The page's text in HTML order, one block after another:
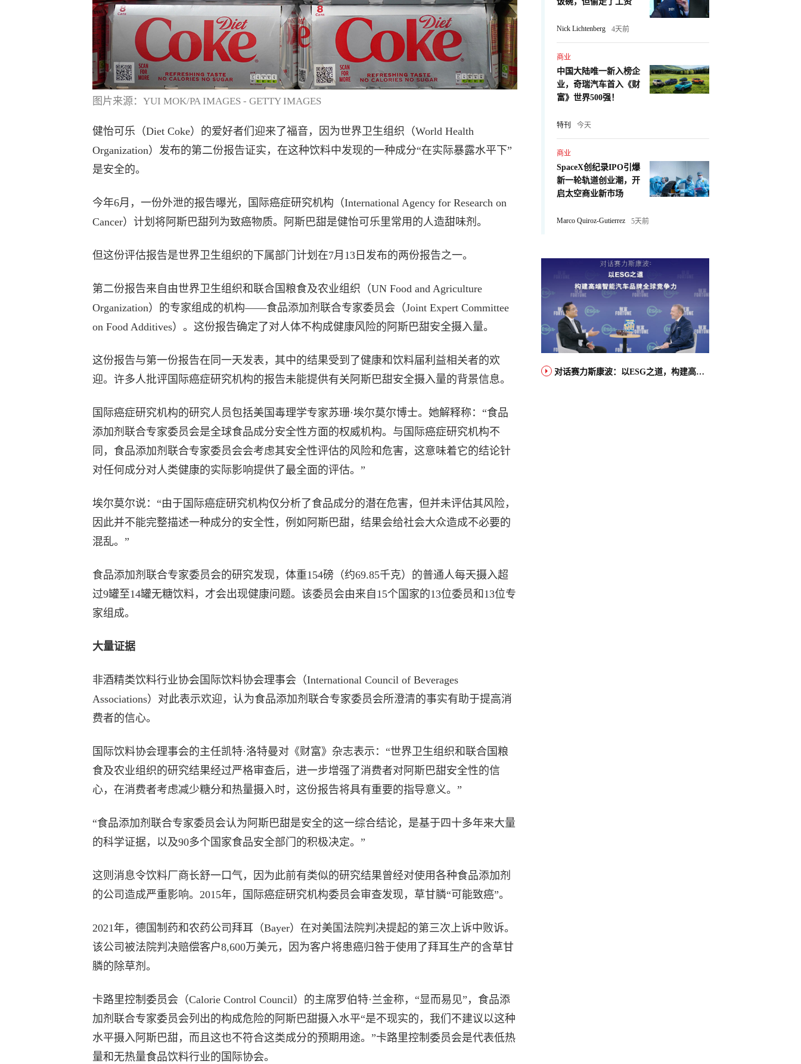
图片来源：YUI MOK/PA IMAGES - GETTY IMAGES
健怡可乐（Diet Coke）的爱好者们迎来了福音，因为世界卫生组织（World Health
Organization）发布的第二份报告证实，在这种饮料中发现的一种成分“在实际暴露水平下”
是安全的。
今年6月，一份外泄的报告曝光，国际癌症研究机构（International Agency for Research on
Cancer）计划将阿斯巴甜列为致癌物质。阿斯巴甜是健怡可乐里常用的人造甜味剂。
但这份评估报告是世界卫生组织的下属部门计划在7月13日发布的两份报告之一。
第二份报告来自由世界卫生组织和联合国粮食及农业组织（UN Food and Agriculture
Organization）的专家组成的机构——食品添加剂联合专家委员会（Joint Expert Committee
on Food Additives）。这份报告确定了对人体不构成健康风险的阿斯巴甜安全摄入量。
这份报告与第一份报告在同一天发表，其中的结果受到了健康和饮料届利益相关者的欢
迎。许多人批评国际癌症研究机构的报告未能提供有关阿斯巴甜安全摄入量的背景信息。
国际癌症研究机构的研究人员包括美国毒理学专家苏珊·埃尔莫尔博士。她解释称：“食品
添加剂联合专家委员会是全球食品成分安全性方面的权威机构。与国际癌症研究机构不
同，食品添加剂联合专家委员会会考虑其安全性评估的风险和危害，这意味着它的结论针
对任何成分对人类健康的实际影响提供了最全面的评估。”
埃尔莫尔说：“由于国际癌症研究机构仅分析了食品成分的潜在危害，但并未评估其风险，
因此并不能完整描述一种成分的安全性，例如阿斯巴甜，结果会给社会大众造成不必要的
混乱。”
食品添加剂联合专家委员会的研究发现，体重154磅（约69.85千克）的普通人每天摄入超
过9罐至14罐无糖饮料，才会出现健康问题。该委员会由来自15个国家的13位委员和13位专
家组成。
大量证据
非酒精类饮料行业协会国际饮料协会理事会（International Council of Beverages
Associations）对此表示欢迎，认为食品添加剂联合专家委员会所澄清的事实有助于提高消
费者的信心。
国际饮料协会理事会的主任凯特·洛特曼对《财富》杂志表示：“世界卫生组织和联合国粮
食及农业组织的研究结果经过严格审查后，进一步增强了消费者对阿斯巴甜安全性的信
心，在消费者考虑减少糖分和热量摄入时，这份报告将具有重要的指导意义。”
“食品添加剂联合专家委员会认为阿斯巴甜是安全的这一综合结论，是基于四十多年来大量
的科学证据，以及90多个国家食品安全部门的积极决定。”
这则消息令饮料厂商长舒一口气，因为此前有类似的研究结果曾经对使用各种食品添加剂
的公司造成严重影响。2015年，国际癌症研究机构委员会审查发现，草甘膦“可能致癌”。
2021年，德国制药和农药公司拜耳（Bayer）在对美国法院判决提起的第三次上诉中败诉。
该公司被法院判决赔偿客户8,600万美元，因为客户将患癌归咎于使用了拜耳生产的含草甘
膦的除草剂。
卡路里控制委员会（Calorie Control Council）的主席罗伯特·兰金称，“显而易见”，食品添
加剂联合专家委员会列出的构成危险的阿斯巴甜摄入水平“是不现实的，我们不建议以这种
水平摄入阿斯巴甜，而且这也不符合这类成分的预期用途。”卡路里控制委员会是代表低热
量和无热量食品饮料行业的国际协会。
Nick Lichtenberg 4天前
商业
中国大陆唯一新入榜企
业，奇瑞汽车首入《财
富》世界500强！
特刊 今天
商业
SpaceX创纪录IPO引爆
新一轮轨道创业潮，开
启太空商业新市场
Marco Quiroz-Gutierrez 5天前
对话赛力斯康波：以ESG之道，构建高端智能汽车品牌全球竞争力